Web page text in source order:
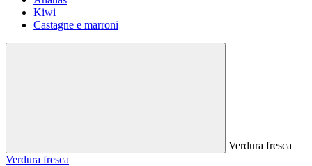
Kiwi
Castagne e marroni
Verdura fresca
Verdura fresca